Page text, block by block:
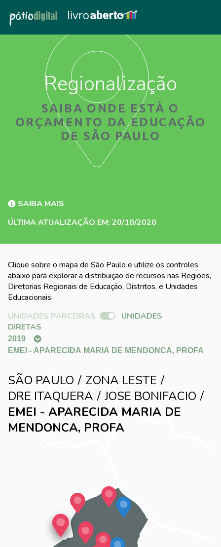
Regionalização
SAIBA ONDE ESTÁ O
ORÇAMENTO DA EDUCAÇÃO
DE SÃO PAULO
SAIBA MAIS
ÚLTIMA ATUALIZAÇÃO EM: 20/10/2020
Clique sobre o mapa de São Paulo e utilize os controles
abaixo para explorar a distribuição de recursos nas Regiões,
Diretorias Regionais de Educação, Distritos, e Unidades
Educacionais.
UNIDADES PARCEIRAS
UNIDADES
DIRETAS
SÃO PAULO
ZONA LESTE
DRE ITAQUERA
JOSE BONIFACIO
EMEI - APARECIDA MARIA DE
MENDONCA, PROFA